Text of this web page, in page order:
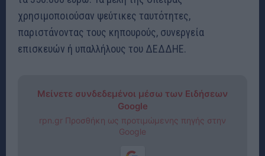
χρησιμοποιούσαν ψεύτικες ταυτότητες,
παριστάνοντας τους κηπουρούς, συνεργεία
επισκευών ή υπαλλήλους του ΔΕΔΔΗΕ.
Μείνετε συνδεδεμένοι μέσω των Ειδήσεων
Google
rpn.gr Προσθήκη ως προτιμώμενης πηγής στην
Google